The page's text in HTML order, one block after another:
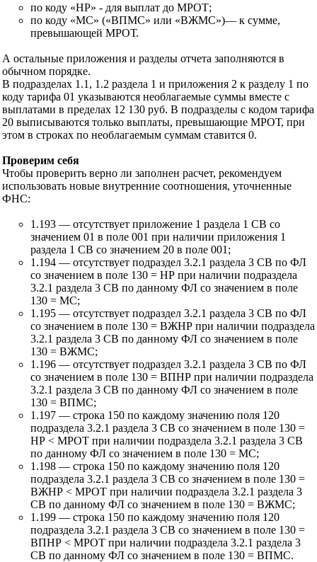
по коду «НР» - для выплат до МРОТ;
по коду «МС» («ВПМС» или «ВЖМС»)— к сумме,
превышающей МРОТ.
А остальные приложения и разделы отчета заполняются в
обычном порядке.
В подразделах 1.1, 1.2 раздела 1 и приложения 2 к разделу 1 по
коду тарифа 01 указываются необлагаемые суммы вместе с
выплатами в пределах 12 130 руб. В подразделы с кодом тарифа
20 выписываются только выплаты, превышающие МРОТ, при
этом в строках по необлагаемым суммам ставится 0.
Проверим себя
Чтобы проверить верно ли заполнен расчет, рекомендуем
использовать новые внутренние соотношения, уточненные
ФНС:
1.193 — отсутствует приложение 1 раздела 1 СВ со
значением 01 в поле 001 при наличии приложения 1
раздела 1 СВ со значением 20 в поле 001;
1.194 — отсутствует подраздел 3.2.1 раздела 3 СВ по ФЛ
со значением в поле 130 = НР при наличии подраздела
3.2.1 раздела 3 СВ по данному ФЛ со значением в поле
130 = МС;
1.195 — отсутствует подраздел 3.2.1 раздела 3 СВ по ФЛ
со значением в поле 130 = ВЖНР при наличии подраздела
3.2.1 раздела 3 СВ по данному ФЛ со значением в поле
130 = ВЖМС;
1.196 — отсутствует подраздел 3.2.1 раздела 3 СВ по ФЛ
со значением в поле 130 = ВПНР при наличии подраздела
3.2.1 раздела 3 СВ по данному ФЛ со значением в поле
130 = ВПМС;
1.197 — строка 150 по каждому значению поля 120
подраздела 3.2.1 раздела 3 СВ со значением в поле 130 =
НР < МРОТ при наличии подраздела 3.2.1 раздела 3 СВ
по данному ФЛ со значением в поле 130 = МС;
1.198 — строка 150 по каждому значению поля 120
подраздела 3.2.1 раздела 3 СВ со значением в поле 130 =
ВЖНР < МРОТ при наличии подраздела 3.2.1 раздела 3
СВ по данному ФЛ со значением в поле 130 = ВЖМС;
1.199 — строка 150 по каждому значению поля 120
подраздела 3.2.1 раздела 3 СВ со значением в поле 130 =
ВПНР < МРОТ при наличии подраздела 3.2.1 раздела 3
СВ по данному ФЛ со значением в поле 130 = ВПМС.